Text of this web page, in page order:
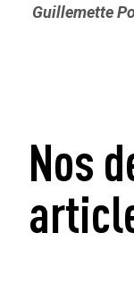
Guillemette
Nos